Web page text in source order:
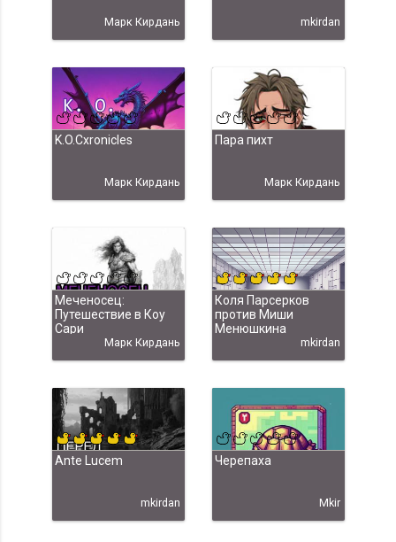
Марк Кирдань mkirdan
K.O.Cxronicles
Марк Кирдань
Пара пихт
Марк Кирдань
Меченосец:
Путешествие в Коу
Сари
Марк Кирдань
Коля Парсерков
против Миши
Менюшкина
mkirdan
Ante Lucem
mkirdan
Черепаха
Mkir